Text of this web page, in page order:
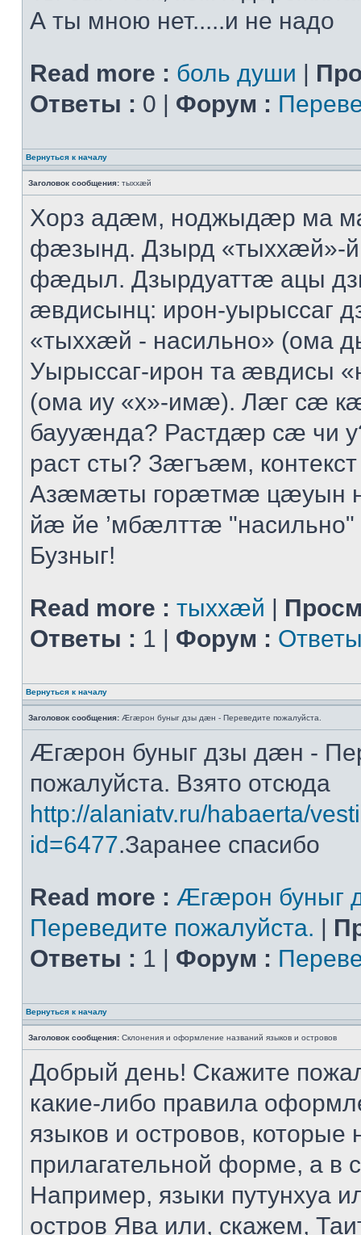
А ты мною нет.....и не надо
Read more : боль души |
Ответы : 0 | Форум :
Вернуться к началу
Заголовок сообщения: тыххӕй
Хорз адӕм, ноджыдӕр ма
фӕзынд. Дзырд «тыххӕй»-
фӕдыл. Дзырдуаттӕ ацы
ӕвдисынц: ирон-уырыссаг
«тыххӕй - насильно» (ома
Уырыссаг-ирон та ӕвдисы
(ома иу «х»-имӕ). Лӕг сӕ
баууӕнда? Растдӕр сӕ чи
раст сты? Зӕгъӕм,
Азӕмӕты горӕтмӕ
йӕ йе ’мбӕлттӕ "насильно"
Бузныг!
Read more : тыххӕй |
Ответы : 1 | Форум :
Вернуться к началу
Заголовок сообщения: Æгæрон буныг дзы дæн - Переведите пожалуйста.
Æгæрон буныг дзы дæн -
пожалуйста. Взято отсюда
http://alaniatv.ru/habaerta/
id=6477.Заранее спасибо
Read more : Æгæрон буныг
Переведите пожалуйста. |
Ответы : 1 | Форум :
Вернуться к началу
Заголовок сообщения: Склонения и оформление названий языков и островов
Добрый день! Скажите
какие-либо правила
языков и островов, которые
прилагательной форме, а в
Например, языки путунхуа
остров Ява или, скажем,